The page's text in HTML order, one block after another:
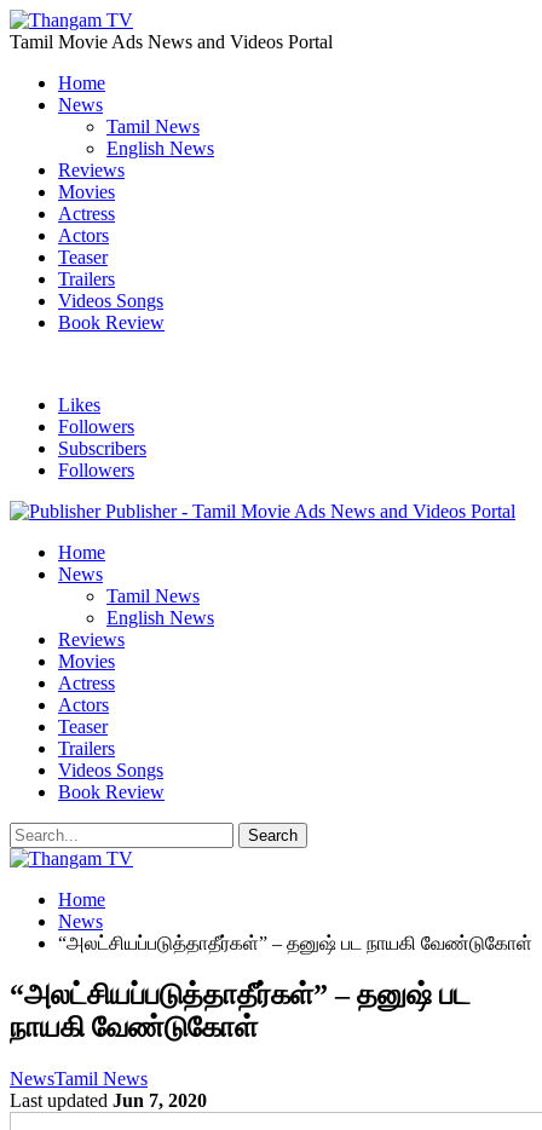
Tamil Movie Ads News and Videos Portal
Home
News
Tamil News
English News
Reviews
Movies
Actress
Actors
Teaser
Trailers
Videos Songs
Book Review
Likes
Followers
Subscribers
Followers
Publisher - Tamil Movie Ads News and Videos Portal
Home
News
Tamil News
English News
Reviews
Movies
Actress
Actors
Teaser
Trailers
Videos Songs
Book Review
Home
News
“அலட்சியப்படுத்தாதீர்கள்” – தனுஷ் பட நாயகி வேண்டுகோள்
“அலட்சியப்படுத்தாதீர்கள்” – தனுஷ் பட
நாயகி வேண்டுகோள்
NewsTamil News
Last updated Jun 7, 2020